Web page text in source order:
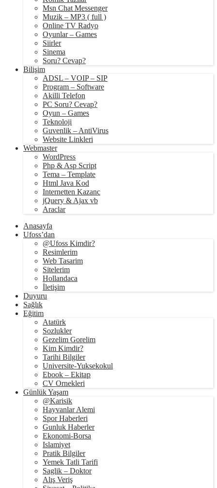
Msn Chat Messenger
Muzik – MP3 ( full )
Online TV Radyo
Oyunlar – Games
Siirler
Sinema
Soru? Cevap?
Bilişim
ADSL – VOIP – SIP
Program – Software
Akilli Telefon
PC Soru? Cevap?
Oyun – Games
Teknoloji
Guvenlik – AntiVirus
Website Linkleri
Webmaster
WordPress
Php & Asp Script
Tema – Template
Html Java Kod
Internetten Kazanc
jQuery & Ajax vb
Araclar
Anasayfa
Ufoss’dan
@Ufoss Kimdir?
Resimlerim
Web Tasarim
Sitelerim
Hollandaca
İletişim
Duyuru
Sağlık
Eğitim
Atatürk
Sozlukler
Gezelim Gorelim
Kim Kimdir?
Tarihi Bilgiler
Universite-Yuksekokul
Ebook – Ekitap
CV Ornekleri
Günlük Yaşam
@Karisik
Hayvanlar Alemi
Spor Haberleri
Gunluk Haberler
Ekonomi-Borsa
Islamiyet
Pratik Bilgiler
Yemek Tatli Tarifi
Saglik – Doktor
Alış Veriş